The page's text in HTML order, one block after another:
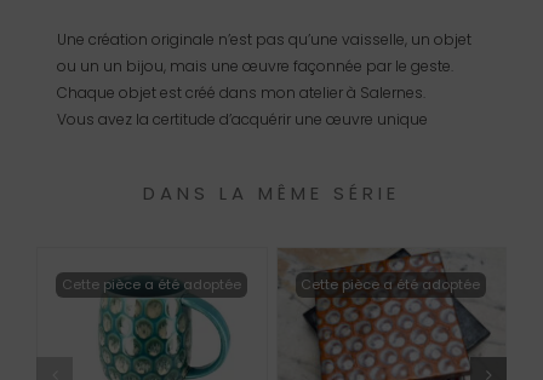
Une création originale n’est pas qu’une vaisselle, un objet
ou un un bijou, mais une œuvre façonnée par le geste.
Chaque objet est créé dans mon atelier à Salernes.
Vous avez la certitude d’acquérir une œuvre unique
DANS LA MÊME SÉRIE
Cette pièce a été adoptée Cette pièce a été adoptée